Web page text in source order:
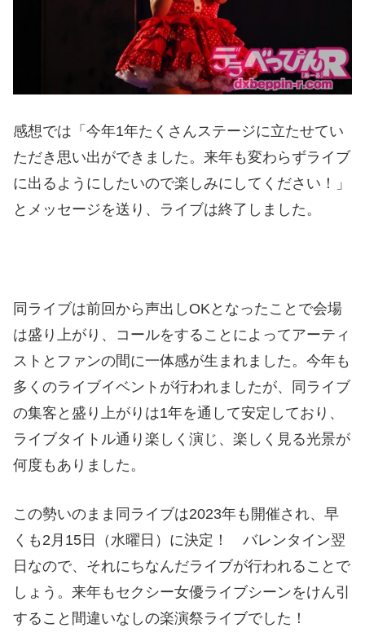
感想では「今年1年たくさんステージに立たせてい
ただき思い出ができました。来年も変わらずライブ
に出るようにしたいので楽しみにしてください！」
とメッセージを送り、ライブは終了しました。
同ライブは前回から声出しOKとなったことで会場
は盛り上がり、コールをすることによってアーティ
ストとファンの間に一体感が生まれました。今年も
多くのライブイベントが行われましたが、同ライブ
の集客と盛り上がりは1年を通して安定しており、
ライブタイトル通り楽しく演じ、楽しく見る光景が
何度もありました。
この勢いのまま同ライブは2023年も開催され、早
くも2月15日（水曜日）に決定！ バレンタイン翌
日なので、それにちなんだライブが行われることで
しょう。来年もセクシー女優ライブシーンをけん引
すること間違いなしの楽演祭ライブでした！